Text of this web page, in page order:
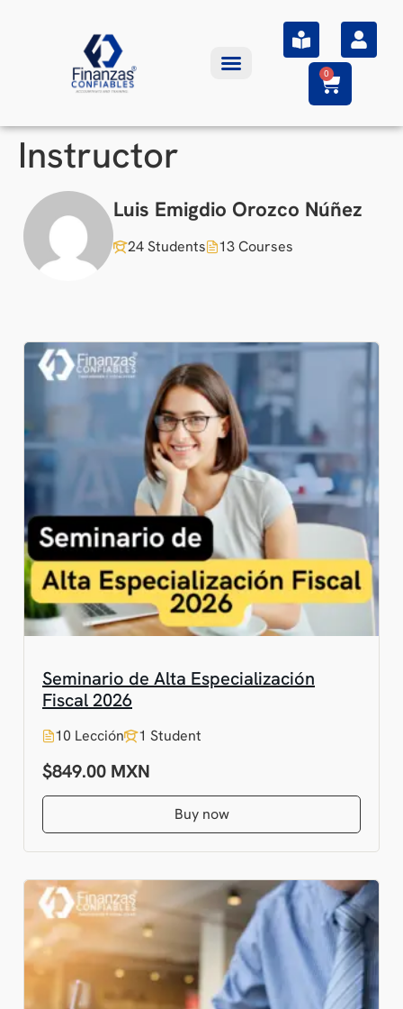
0
Instructor
Luis Emigdio Orozco Núñez
24 Students 13 Courses
Seminario de Alta Especialización
Fiscal 2026
10 Lección 1 Student
$849.00
Buy now